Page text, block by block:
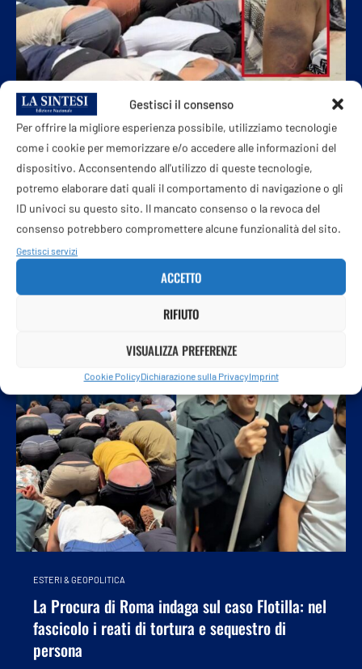
Gestisci il consenso
Per offrire la migliore esperienza possibile, utilizziamo tecnologie
come i cookie per memorizzare e/o accedere alle informazioni del
dispositivo. Acconsentendo all'utilizzo di queste tecnologie,
potremo elaborare dati quali il comportamento di navigazione o gli
ID univoci su questo sito. Il mancato consenso o la revoca del
consenso potrebbero compromettere alcune funzionalità del sito.
Gestisci servizi
ACCETTO
RIFIUTO
VISUALIZZA PREFERENZE
Cookie PolicyDichiarazione sulla PrivacyImprint
ESTERI & GEOPOLITICA
“Ci hanno rotto le costole”. I racconti
dell’orrore degli attivisti della Flotilla
Gli ultimi connazionali sono atterrati a Fiumicino. Tra i
testimoni, l’ex consigliera di Firenze Bundu: “Era tutto
ESTERI & GEOPOLITICA
La Procura di Roma indaga sul caso Flotilla: nel
fascicolo i reati di tortura e sequestro di
persona